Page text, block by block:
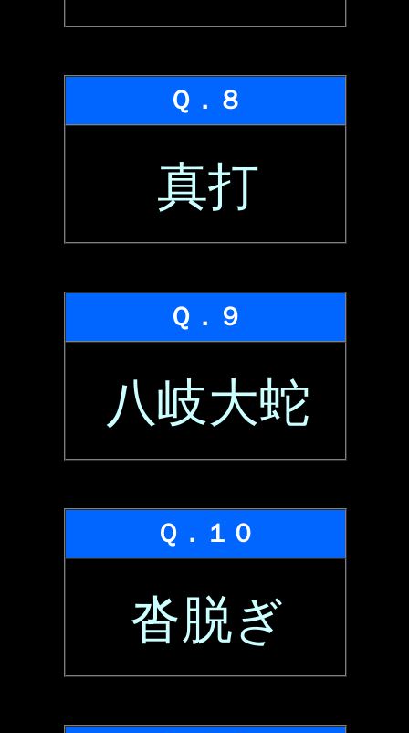
Ｑ．８
真打
Ｑ．９
八岐大蛇
Ｑ．１０
沓脱ぎ